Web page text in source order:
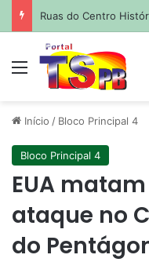
Menu
Início / Bloco Principal 4
Bloco Principal 4
EUA
ataque no
do